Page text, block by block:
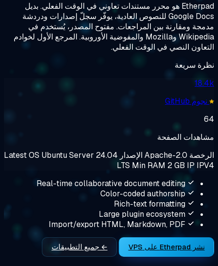
Etherpad هو محرر مستندات تعاوني في الوقت الفعلي. بديل
Google Docs للنصوص العادية، يوفّر سجلّ إصدارات ودردشة
بين المراجعات. مفتوح المصدر، يُستخدم في
Wikipedia وMozilla والمفوضية الأوروبية. المرجع الأول لخوادم
في الوقت الفعلي.
Apache-الإصدار LatestOSUbuntu Server 24.04
LTS Min RAM2
Real-time collaborative document
Color-coded
Rich-text
Large plugin
Import/export HTML, Markdown,
← جميع التطبيقات